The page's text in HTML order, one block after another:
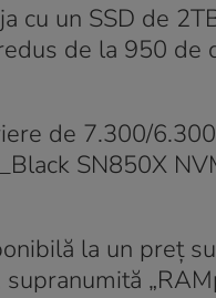
cu un SSD de
de la 950 de
de 7.300/
SN850X
la un preț